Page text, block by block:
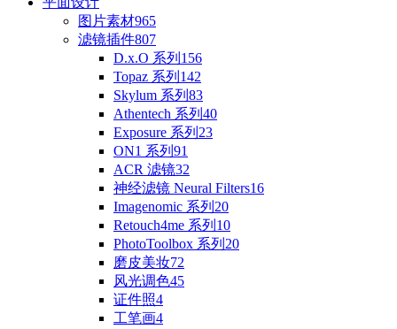
图片素材965
滤镜插件807
D.x.O 系列 156
Topaz 系列 142
Skylum 系列 83
Athentech 系列 40
Exposure 系列 23
ON1 系列 91
ACR 滤镜32
神经滤镜 Neural Filters16
Imagenomic 系列 20
Retouch4me 系列 10
PhotoToolbox 系列 20
磨皮美妆72
风光调色45
证件照4
工笔画4